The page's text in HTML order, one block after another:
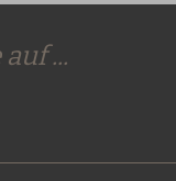
...